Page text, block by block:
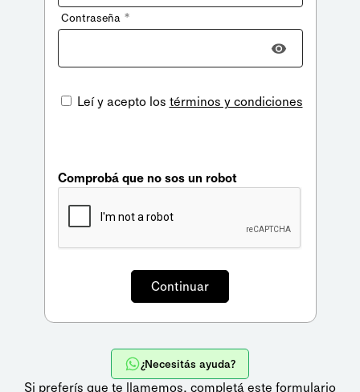
+598
Contraseña *
Leí y acepto los términos y condiciones
Comprobá que no sos un robot
¿Necesitás ayuda?
Si preferís que te llamemos, completá este formulario